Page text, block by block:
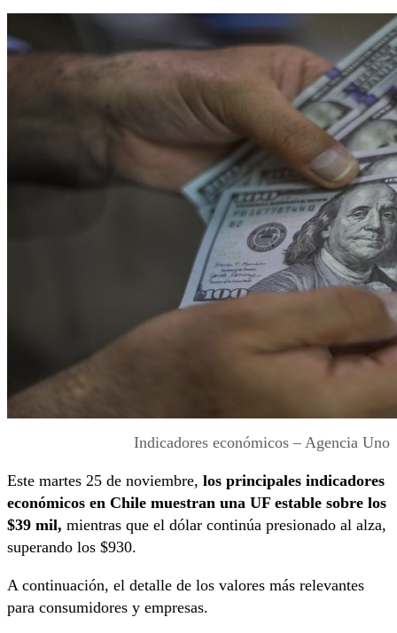
Indicadores económicos – Agencia Uno
Este martes 25 de noviembre, los principales indicadores
económicos en Chile muestran una UF estable sobre los
$39 mil, mientras que el dólar continúa presionado al alza,
superando los $930.
A continuación, el detalle de los valores más relevantes
para consumidores y empresas.